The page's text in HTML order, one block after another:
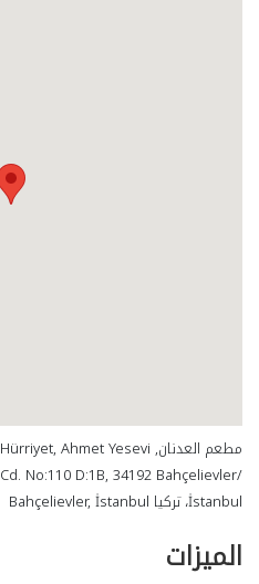
مطعم العدنان, Hürriyet, Ahmet Yesevi
Cd. No:110 D:1B, 34192 Bahçelievler/
İstanbul، تركيا Bahçelievler, İstanbul
الميزات